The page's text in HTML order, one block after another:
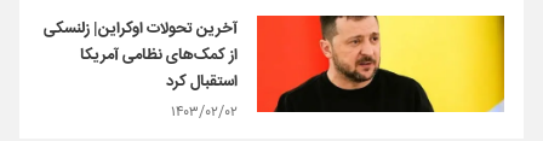
آخرین تحولات اوکراین| زلنسکی
از کمک‌های نظامی آمریکا
استقبال کرد
۱۴۰۳/۰۲/۰۲